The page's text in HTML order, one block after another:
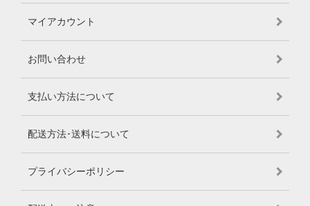
マイアカウント
お問い合わせ
支払い方法について
配送方法･送料について
プライバシーポリシー